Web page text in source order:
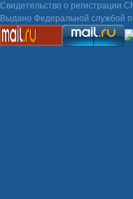
Свидетельство о
Выдано Федеральной службой